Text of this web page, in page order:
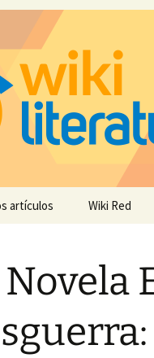
artículos Wiki Red
Novela